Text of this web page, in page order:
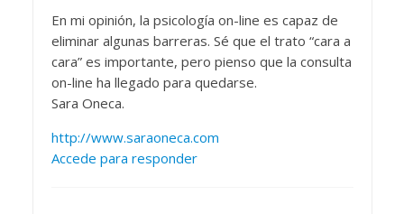
En mi opinión, la psicología on-line es capaz de
eliminar algunas barreras. Sé que el trato “cara a
cara” es importante, pero pienso que la consulta
on-line ha llegado para quedarse.
Sara Oneca.
http://www.saraoneca.com
Accede para responder